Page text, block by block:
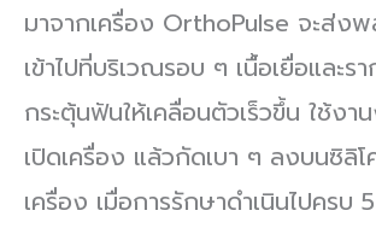
มาจากเครื่อง OrthoPulse จะส่ง
เข้าไปที่บริเวณรอบ ๆ เนื้อเยื่อและ
กระตุ้นฟันให้เคลื่อนตัวเร็วขึ้น ใช้งา
เปิดเครื่อง แล้วกัดเบา ๆ ลงบนซิลิ
เครื่อง เมื่อการรักษาดำเนินไปครบ